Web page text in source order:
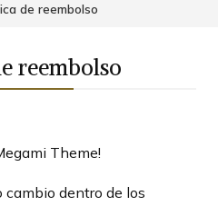
de reembolso
reembolso
Theme!
cambio dentro de los